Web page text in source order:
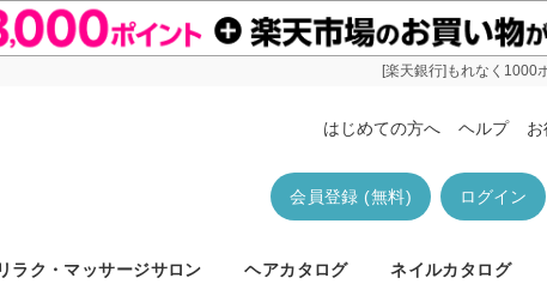
[楽天銀行]もれなく1000
はじめての方へ ヘルプ
ログイン
会員登録 (無料)
リラク・マッサージサロン ヘアカタログ ネイルカタログ